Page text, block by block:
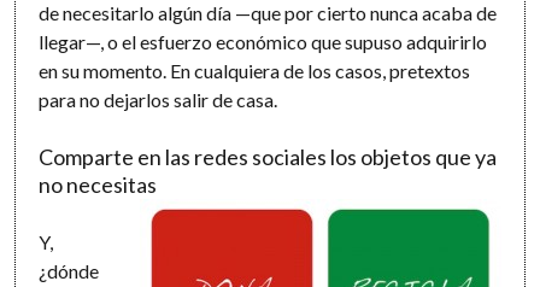
de necesitarlo algún día —que por cierto nunca acaba de
llegar—, o el esfuerzo económico que supuso adquirirlo
en su momento. En cualquiera de los casos, pretextos
para no dejarlos salir de casa.
Comparte en las redes sociales los objetos que ya
no necesitas
Y,
¿dónde